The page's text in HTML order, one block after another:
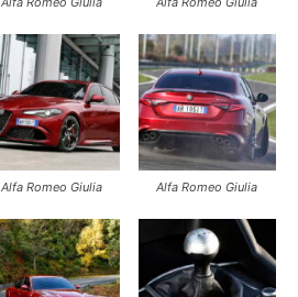
Alfa Romeo Giulia Alfa Romeo Giulia